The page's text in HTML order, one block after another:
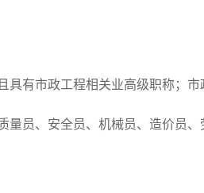
具有市政工程相关业高级职称；
量员、安全员、机械员、造价员